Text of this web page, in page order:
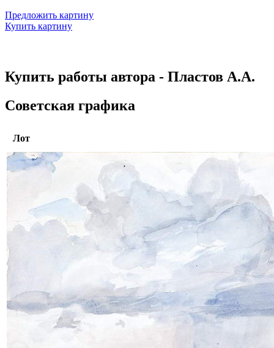
Предложить картину
Купить картину
Купить работы автора - Пластов А.А.
Советская графика
Лот